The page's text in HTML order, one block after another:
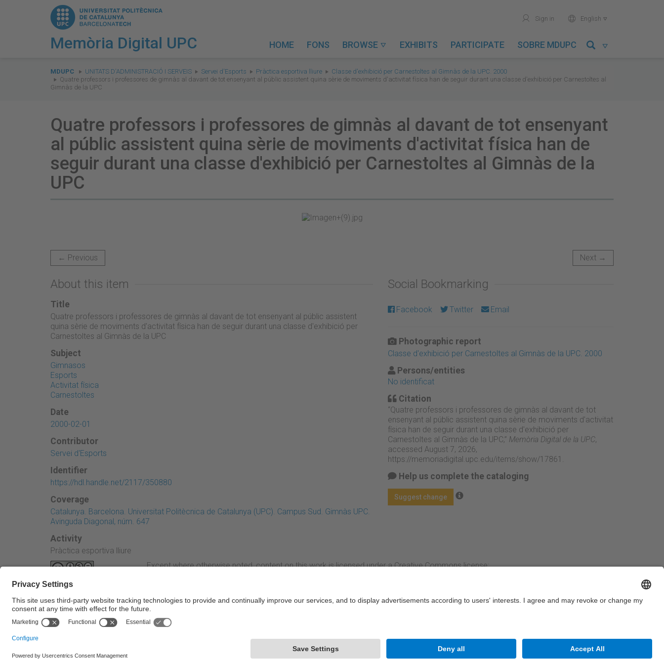
Memòria Digital UPC
user Sign in world English 
HOME FONS BROWSE  EXHIBITS PARTICIPATE SOBRE MDUPC 
are
here:
MDUPC UNITATS D'ADMINISTRACIÓ I SERVEIS Servei d'Esports Pràctica esportiva lliure
Classe d'exhibició per Carnestoltes al Gimnàs de la UPC. 2000
Quatre professors i professores de gimnàs al davant de tot ensenyant al públic assistent quina sèrie de moviments d'activitat física han de seguir durant una classe d'exhibició per Carnestoltes al
Gimnàs de la UPC
Quatre professors i professores de gimnàs al davant de tot ensenyant
al públic assistent quina sèrie de moviments d'activitat física han de
seguir durant una classe d'exhibició per Carnestoltes al Gimnàs de la
UPC
← Previous Next →
About this item
Title
Quatre professors i professores de gimnàs al davant de tot ensenyant al públic assistent
quina sèrie de moviments d'activitat física han de seguir durant una classe d'exhibició per
Carnestoltes al Gimnàs de la UPC
Subject
Gimnasos
Esports
Activitat física
Carnestoltes
Date
2000-02-01
Contributor
Servei d'Esports
Identifier
https://hdl.handle.net/2117/350880
Coverage
Catalunya. Barcelona. Universitat Politècnica de Catalunya (UPC). Campus Sud. Gimnàs UPC.
Avinguda Diagonal, núm. 647
Activity
Pràctica esportiva lliure
Social Bookmarking
Facebook Twitter Email
Photographic report
Classe d'exhibició per Carnestoltes al Gimnàs de la UPC. 2000
Persons/entities
No identificat
Citation
“Quatre professors i professores de gimnàs al davant de tot
ensenyant al públic assistent quina sèrie de moviments d'activitat
física han de seguir durant una classe d'exhibició per
Carnestoltes al Gimnàs de la UPC,” Memòria Digital de la UPC,
accessed August 7, 2026,
https://memoriadigital.upc.edu/items/show/17861
Help us complete the cataloging
Suggest change
Except where otherwise noted, content on this work is licensed under a Creative Commons license:
← Previous
© UPC Universitat Politècnica de Catalunya · BarcelonaTech Legal warning